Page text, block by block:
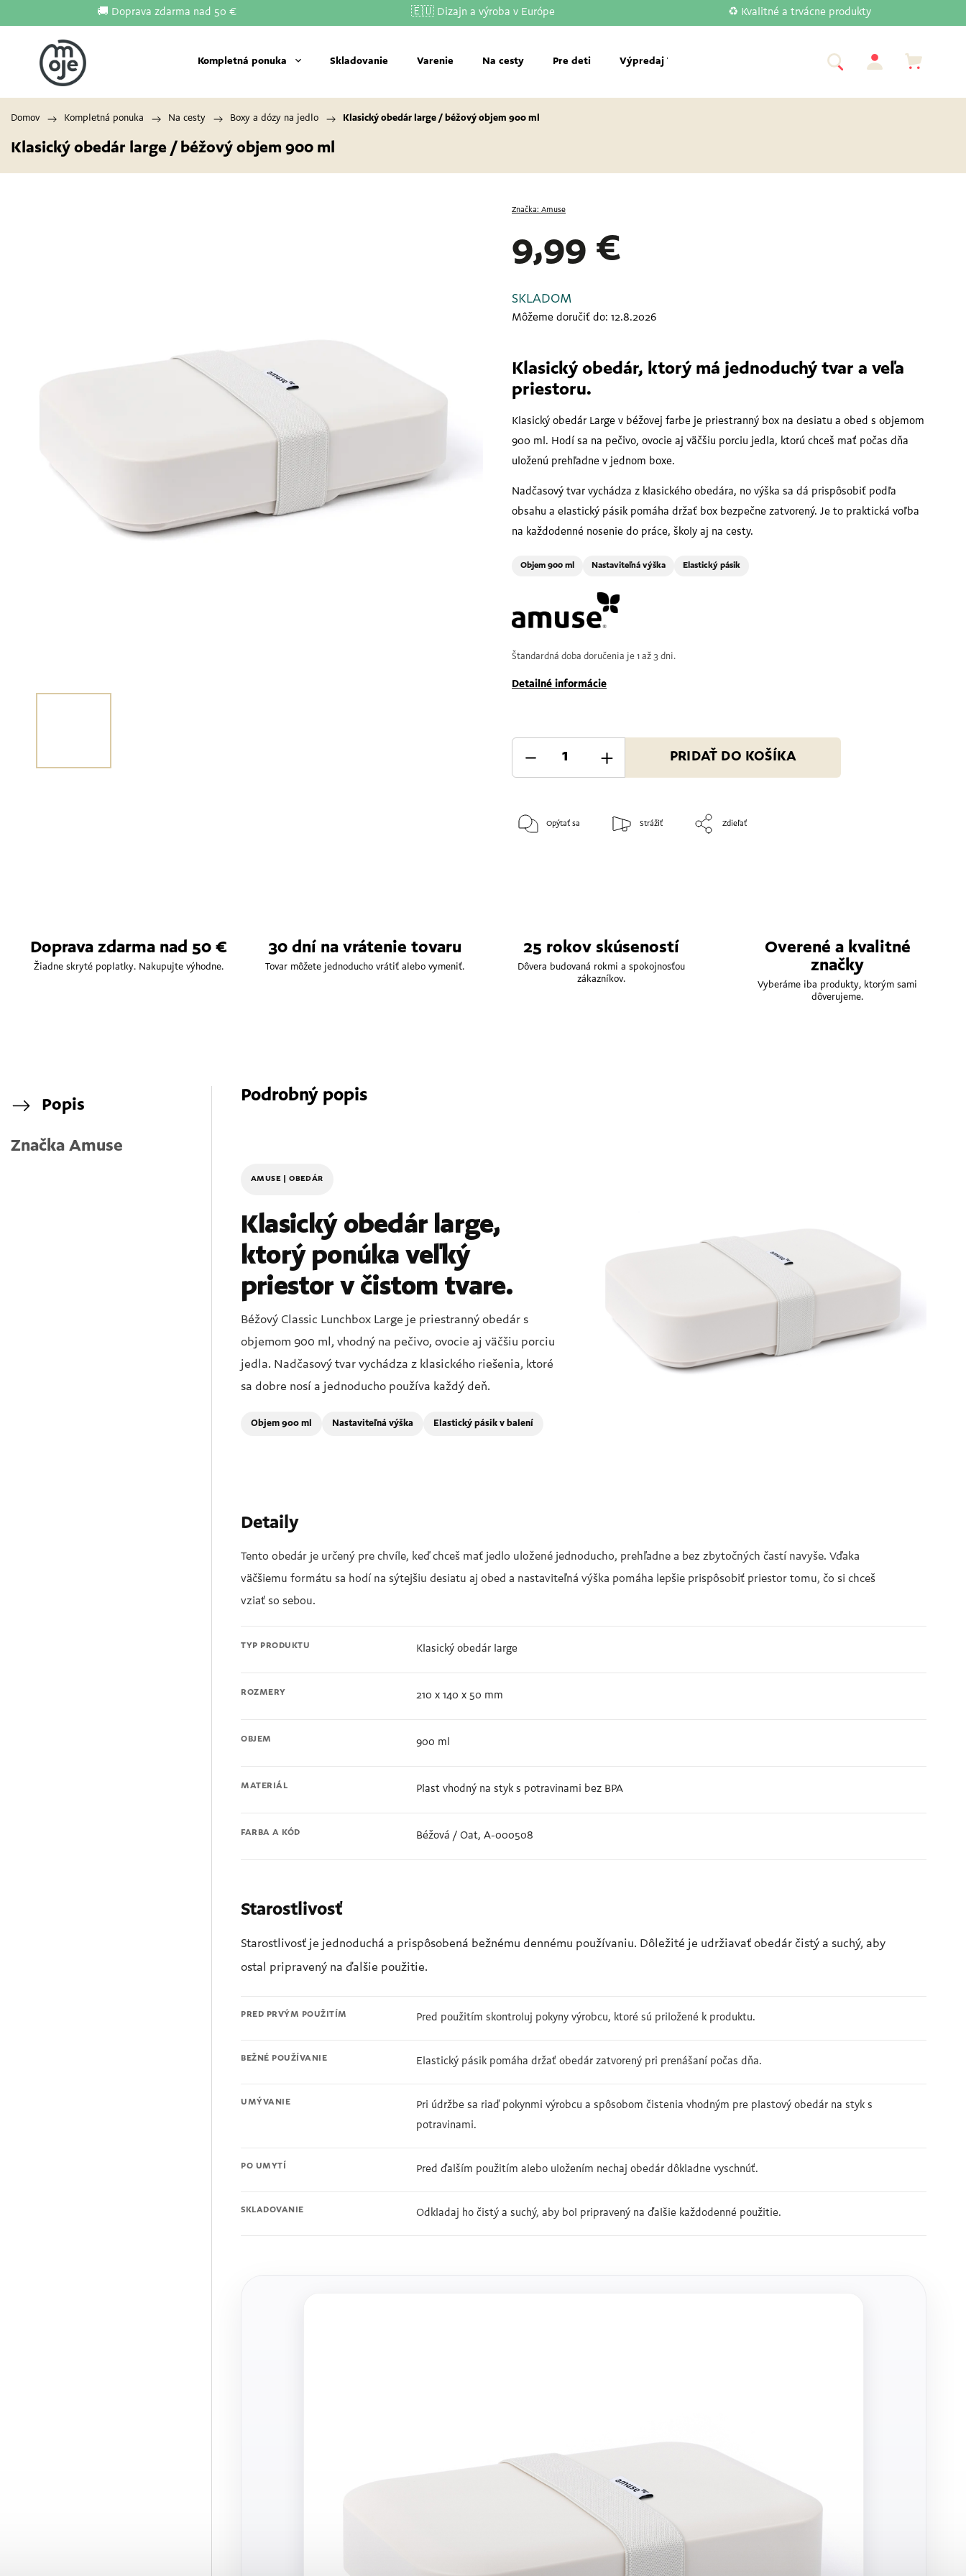
🚚 Doprava zdarma nad 50 € 🇪🇺 Dizajn a výroba v Európe ♻️ Kvalitné a trvácne produkty
Kompletná ponuka Skladovanie Varenie Na cesty Pre deti Výpredaj Tupperware Značky
Domov / Kompletná ponuka / Na cesty / Boxy a dózy na jedlo / Klasický obedár large / béžový objem 900 ml
Klasický obedár large / béžový objem 900 ml
Značka:Amuse
9,99 €
Klasický obedár, ktorý má jednoduchý tvar a veľa
priestoru.
Klasický obedár Large v béžovej farbe je priestranný box na desiatu a obed s objemom
900 ml. Hodí sa na pečivo, ovocie aj väčšiu porciu jedla, ktorú chceš mať počas dňa
uloženú prehľadne v jednom boxe.
Nadčasový tvar vychádza z klasického obedára, no výška sa dá prispôsobiť podľa
obsahu a elastický pásik pomáha držať box bezpečne zatvorený. Je to praktická voľba
na každodenné nosenie do práce, školy aj na cesty.
Objem 900 ml Nastaviteľná výška Elastický pásik
Štandardná doba doručenia je 1 až 3 dni.
Detailné informácie
SKLADOM
Môžeme doručiť do: 12.8.2026
PRIDAŤ DO KOŠÍKA
Opýtať sa Strážiť Zdieľať
Doprava zdarma nad 50 €
Žiadne skryté poplatky. Nakupujte výhodne.
30 dní na vrátenie tovaru
Tovar môžete jednoducho vrátiť alebo vymeniť.
25 rokov skúseností
Dôvera budovaná rokmi a spokojnosťou
zákazníkov.
Overené a kvalitné
značky
Vyberáme iba produkty, ktorým sami
dôverujeme.
Popis
Značka Amuse
Podrobný popis
AMUSE | OBEDÁR
Klasický obedár large,
ktorý ponúka veľký
priestor v čistom tvare.
Béžový Classic Lunchbox Large je priestranný obedár s
objemom 900 ml, vhodný na pečivo, ovocie aj väčšiu porciu
jedla. Nadčasový tvar vychádza z klasického riešenia, ktoré
sa dobre nosí a jednoducho používa každý deň.
Objem 900 ml Nastaviteľná výška Elastický pásik v balení
Detaily
Tento obedár je určený pre chvíle, keď chceš mať jedlo uložené jednoducho, prehľadne a bez zbytočných častí navyše. Vďaka
väčšiemu formátu sa hodí na sýtejšiu desiatu aj obed a nastaviteľná výška pomáha lepšie prispôsobiť priestor tomu, čo si chceš
vziať so sebou.
TYP PRODUKTU Klasický obedár large
ROZMERY 210 x 140 x 50 mm
OBJEM 900 ml
MATERIÁL Plast vhodný na styk s potravinami bez BPA
FARBA A KÓD Béžová / Oat, A-000508
Starostlivosť
Starostlivosť je jednoduchá a prispôsobená bežnému dennému používaniu. Dôležité je udržiavať obedár čistý a suchý, aby
ostal pripravený na ďalšie použitie.
PRED PRVÝM POUŽITÍM Pred použitím skontroluj pokyny výrobcu, ktoré sú priložené k produktu.
BEŽNÉ POUŽÍVANIE Elastický pásik pomáha držať obedár zatvorený pri prenášaní počas dňa.
UMÝVANIE
Pri údržbe sa riaď pokynmi výrobcu a spôsobom čistenia vhodným pre plastový obedár na styk s
potravinami.
PO UMYTÍ Pred ďalším použitím alebo uložením nechaj obedár dôkladne vyschnúť.
SKLADOVANIE Odkladaj ho čistý a suchý, aby bol pripravený na ďalšie každodenné použitie.